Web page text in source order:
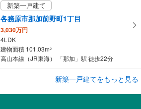
新築一戸建て
各務原市那加前野町1丁目
3,030万円
4LDK
建物面積 101.03m2
高山本線（JR東海） 「那加」駅 徒歩22分
新築一戸建てをもっと見る